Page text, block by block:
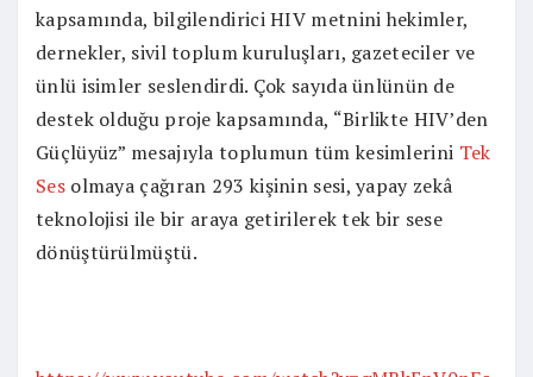
kapsamında, bilgilendirici HIV metnini hekimler,
dernekler, sivil toplum kuruluşları, gazeteciler ve
ünlü isimler seslendirdi. Çok sayıda ünlünün de
destek olduğu proje kapsamında, “Birlikte HIV’den
Güçlüyüz” mesajıyla toplumun tüm kesimlerini Tek
Sesolmaya çağıran 293 kişinin sesi, yapay zekâ
teknolojisi ile bir araya getirilerek tek bir sese
dönüştürülmüştü.